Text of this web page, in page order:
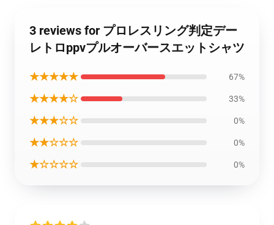
3 reviews for プロレスリング判定デー
レトロppvプルオーバースエットシャツ
★★★★★ 67%
★★★★☆ 33%
★★★☆☆ 0%
★★☆☆☆ 0%
★☆☆☆☆ 0%